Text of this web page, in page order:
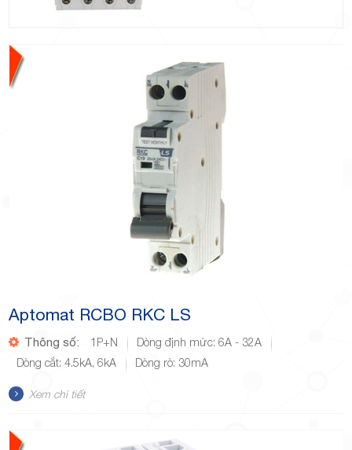
Aptomat RCBO RKC LS
Thông số: 1P+N
Dòng định mức: 6A - 32A
Dòng cắt: 4.5kA, 6kA
Dòng rò: 30mA
Xem chi tiết